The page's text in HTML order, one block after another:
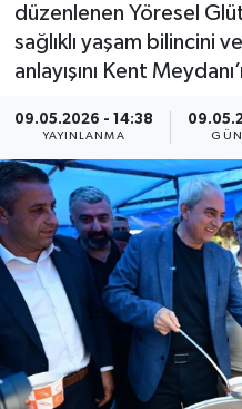
düzenlenen Yöresel
sağlıklı yaşam bilincini
anlayışını Kent
09.05.2026 - 14:38
YAYINLANMA
Yaşam
Asayiş
Dünya
Eğitim
Sağlık
Magazin
Son Dakika Haberleri
Haber Arşivi